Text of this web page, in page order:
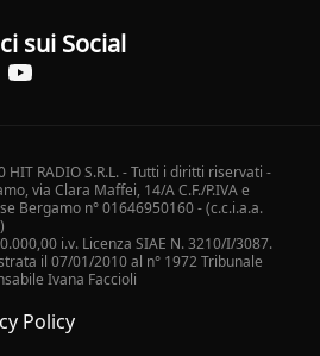
sui Social
HIT RADIO S.R.L. - Tutti i diritti riservati -
via Clara Maffei, 14/A C.F./P.IVA e
Bergamo n° 01646950160 - (c.c.i.a.a.
i.v. Licenza SIAE N. 3210/I/3087.
il 07/01/2010 al n° 1972 Tribunale
Ivana Faccioli
Policy